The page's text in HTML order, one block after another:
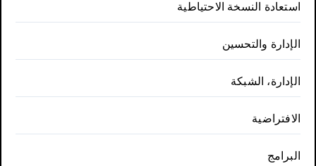
استعادة النسخة الاحتياطية
الإدارة والتحسين
الإدارة، الشبكة
الافتراضية
البرامج